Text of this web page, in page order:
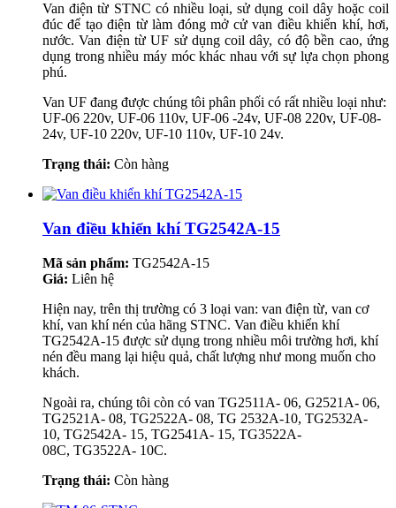
Van điện từ STNC có nhiều loại, sử dụng coil dây hoặc coil
đúc để tạo điện từ làm đóng mở cử van điều khiển khí, hơi,
nước. Van điện từ UF sử dụng coil dây, có độ bền cao, ứng
dụng trong nhiều máy móc khác nhau với sự lựa chọn phong
phú.
Van UF đang được chúng tôi phân phối có rất nhiều loại như:
UF-06 220v, UF-06 110v, UF-06 -24v, UF-08 220v, UF-08-
24v, UF-10 220v, UF-10 110v, UF-10 24v.
Trạng thái: Còn hàng
Van điều khiển khí TG2542A-15
Mã sản phẩm: TG2542A-15
Giá: Liên hệ
Hiện nay, trên thị trường có 3 loại van: van điện từ, van cơ
khí, van khí nén của hãng STNC. Van điều khiển khí
TG2542A-15 được sử dụng trong nhiều môi trường hơi, khí
nén đều mang lại hiệu quả, chất lượng như mong muốn cho
khách.
Ngoài ra, chúng tôi còn có van TG2511A- 06, G2521A- 06,
TG2521A- 08, TG2522A- 08, TG 2532A-10, TG2532A-
10, TG2542A- 15, TG2541A- 15, TG3522A-
08C, TG3522A- 10C.
Trạng thái: Còn hàng